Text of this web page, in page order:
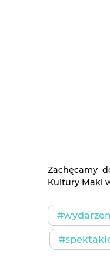
Zachęcamy
Kultury Maki